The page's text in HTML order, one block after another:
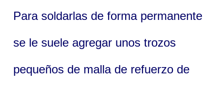
Para soldarlas de forma permanente
se le suele agregar unos trozos
pequeños de malla de refuerzo de